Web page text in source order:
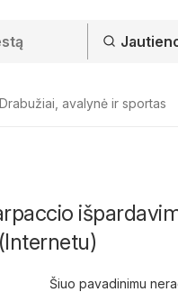
Drabužiai, avalynė ir sportas
Šiuo pavadinimu